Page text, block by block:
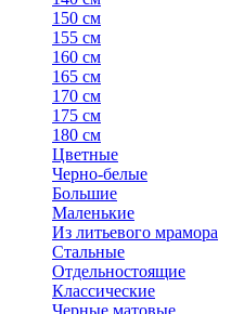
150 см
155 см
160 см
165 см
170 см
175 см
180 см
Цветные
Черно-белые
Большие
Маленькие
Из литьевого мрамора
Стальные
Отдельностоящие
Классические
Черные матовые